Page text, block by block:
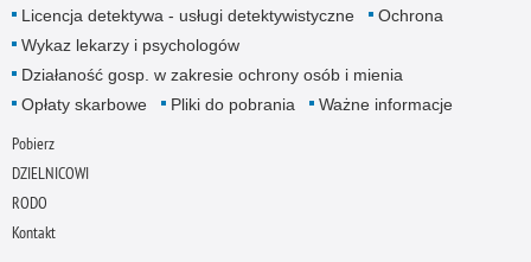
Licencja detektywa - usługi detektywistyczne
Ochrona
Wykaz lekarzy i psychologów
Działaność gosp. w zakresie ochrony osób i mienia
Opłaty skarbowe
Pliki do pobrania Ważne informacje
Pobierz
DZIELNICOWI
RODO
Kontakt